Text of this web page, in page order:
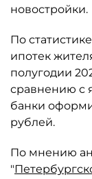
новостройки.
По
ипотек
полугодии
сравнению с
банки
рублей.
По мнению
"